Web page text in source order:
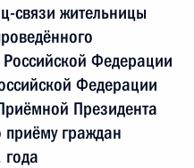
связи жительницы
Федерации
Федерации
Президента
граждан